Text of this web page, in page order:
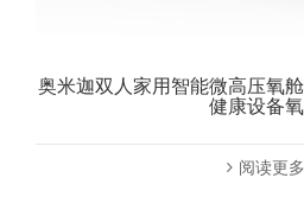
奥米迦双人家用智能微高压氧
健康设备
阅读更多